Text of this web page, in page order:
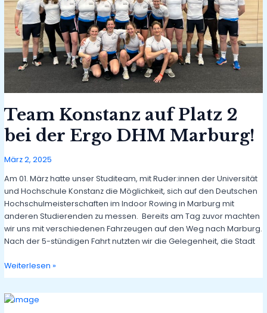
Team Konstanz auf Platz 2
bei der Ergo DHM Marburg!
März 2, 2025
Am 01. März hatte unser Studiteam, mit Ruder:innen der Universität
und Hochschule Konstanz die Möglichkeit, sich auf den Deutschen
Hochschulmeisterschaften im Indoor Rowing in Marburg mit
anderen Studierenden zu messen. Bereits am Tag zuvor machten
wir uns mit verschiedenen Fahrzeugen auf den Weg nach Marburg.
Nach der 5-stündigen Fahrt nutzten wir die Gelegenheit, die Stadt
Team
Konstanz
Platz
Weiterlesen »